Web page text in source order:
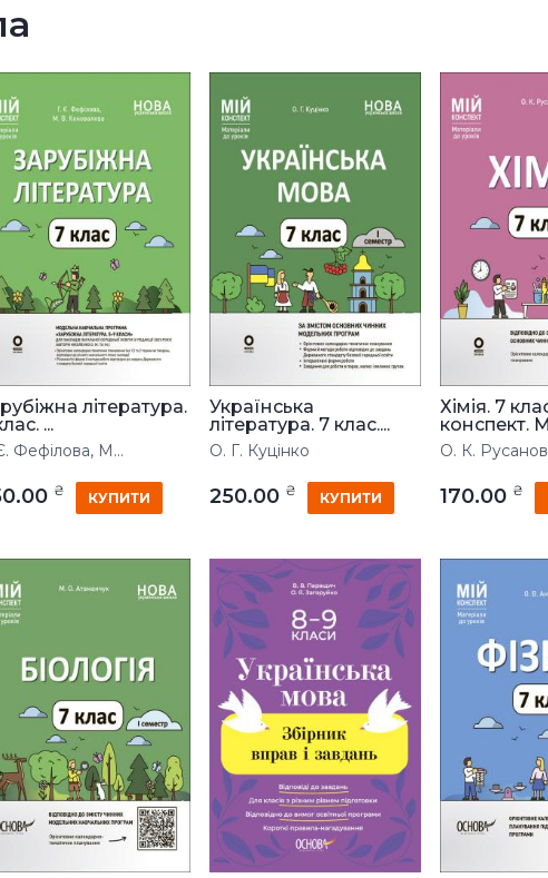
література.
...
Фефілова, М...
₴ КУПИТИ
Українська
література. 7 клас....
О. Г. Куцінко
250.00 ₴ КУПИТИ
Хімія. 7
конспект.
О. К.
170.00 ₴